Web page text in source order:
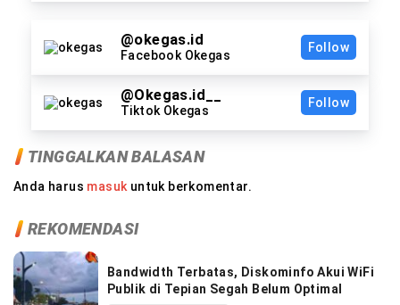
@okegas.id
Facebook Okegas
Follow
@Okegas.id__
Tiktok Okegas
Follow
TINGGALKAN BALASAN
Anda harus masuk untuk berkomentar.
REKOMENDASI
Bandwidth Terbatas, Diskominfo Akui WiFi
Publik di Tepian Segah Belum Optimal